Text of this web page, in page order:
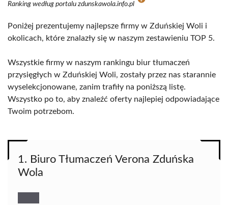
Ranking według portalu zdunskawola.info.pl
Poniżej prezentujemy najlepsze firmy w Zduńskiej Woli i
okolicach, które znalazły się w naszym zestawieniu TOP 5.
Wszystkie firmy w naszym rankingu biur tłumaczeń
przysięgłych w Zduńskiej Woli, zostały przez nas starannie
wyselekcjonowane, zanim trafiły na poniższą listę.
Wszystko po to, aby znaleźć oferty najlepiej odpowiadające
Twoim potrzebom.
1. Biuro Tłumaczeń Verona Zduńska
Wola